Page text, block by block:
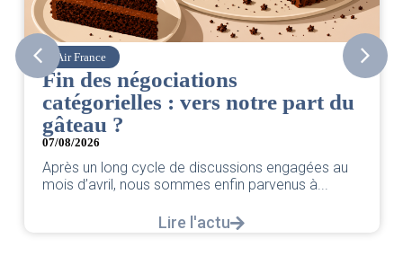
Air France
Fin des négociations
catégorielles : vers notre part du
gâteau ?
07/08/2026
Après un long cycle de discussions engagées au
mois d’avril, nous sommes enfin parvenus à...
Lire l'actu